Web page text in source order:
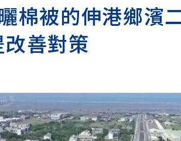
棉被的伸港鄉濱
善對策
加入追蹤